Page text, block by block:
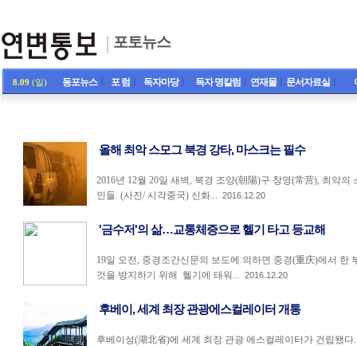
포토뉴스
8.09 (일) 동포뉴스ㅣ 포 럼 독자마당ㅣ 독자 명칼럼 연재물ㅣ 문서자료실
올해 최악 스모그 북경 강타, 마스크는 필수
2016년 12월 20일 새벽, 북경 조양(朝陽)구 창영(常营), 최악
인들. (사진/ 시각중국) 신화... 2016.12.20
'금수저'의 삶…교통체증으로 헬기 타고 등교해
19일 오전, 중경조간신문의 보도에 의하면 중경(重庆)에서 한
것을 방지하기 위해 헬기에 태워... 2016.12.20
후베이, 세계 최장 관광에스컬레이터 개통
후베이성(湖北省)에 세계 최장 관광 에스컬레이터가 건립됐